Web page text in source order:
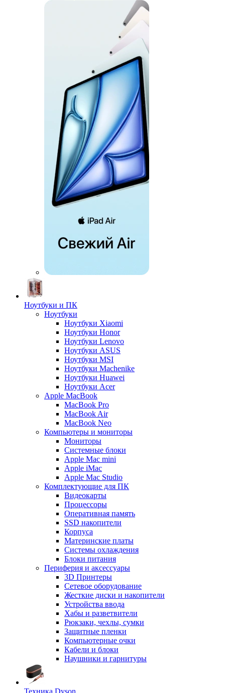
Ноутбуки и ПК
Ноутбуки
Ноутбуки Xiaomi
Ноутбуки Honor
Ноутбуки Lenovo
Ноутбуки ASUS
Ноутбуки MSI
Ноутбуки Machenike
Ноутбуки Huawei
Ноутбуки Acer
Apple MacBook
MacBook Pro
MacBook Air
MacBook Neo
Компьютеры и мониторы
Мониторы
Системные блоки
Apple Mac mini
Apple iMac
Apple Mac Studio
Комплектующие для ПК
Видеокарты
Процессоры
Оперативная память
SSD накопители
Корпуса
Материнские платы
Системы охлаждения
Блоки питания
Периферия и аксессуары
3D Принтеры
Сетевое оборудование
Жесткие диски и накопители
Устройства ввода
Хабы и разветвители
Рюкзаки, чехлы, сумки
Защитные пленки
Компьютерные очки
Кабели и блоки
Наушники и гарнитуры
Техника Dyson